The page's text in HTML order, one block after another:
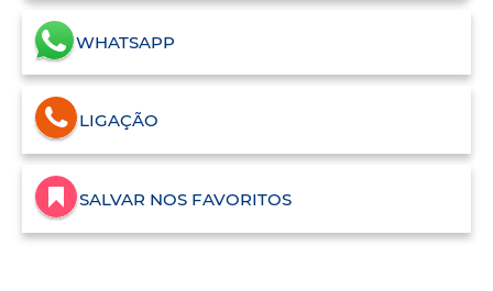
WHATSAPP
LIGAÇÃO
SALVAR NOS FAVORITOS